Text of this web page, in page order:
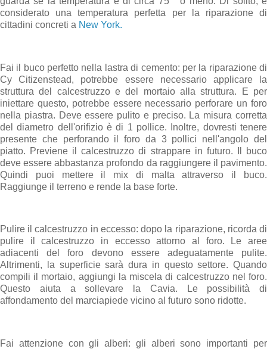
considerato una temperatura perfetta per la riparazione di
cittadini concreti a New York.
Fai il buco perfetto nella lastra di cemento: per la riparazione di
Cy Citizenstead, potrebbe essere necessario applicare la
struttura del calcestruzzo e del mortaio alla struttura. E per
iniettare questo, potrebbe essere necessario perforare un foro
nella piastra. Deve essere pulito e preciso. La misura corretta
del diametro dell'orifizio è di 1 pollice. Inoltre, dovresti tenere
presente che perforando il foro da 3 pollici nell'angolo del
piatto. Previene il calcestruzzo di strappare in futuro. Il buco
deve essere abbastanza profondo da raggiungere il pavimento.
Quindi puoi mettere il mix di malta attraverso il buco.
Raggiunge il terreno e rende la base forte.
Pulire il calcestruzzo in eccesso: dopo la riparazione, ricorda di
pulire il calcestruzzo in eccesso attorno al foro. Le aree
adiacenti del foro devono essere adeguatamente pulite.
Altrimenti, la superficie sarà dura in questo settore. Quando
compili il mortaio, aggiungi la miscela di calcestruzzo nel foro.
Questo aiuta a sollevare la Cavia. Le possibilità di
affondamento del marciapiede vicino al futuro sono ridotte.
Fai attenzione con gli alberi: gli alberi sono importanti per